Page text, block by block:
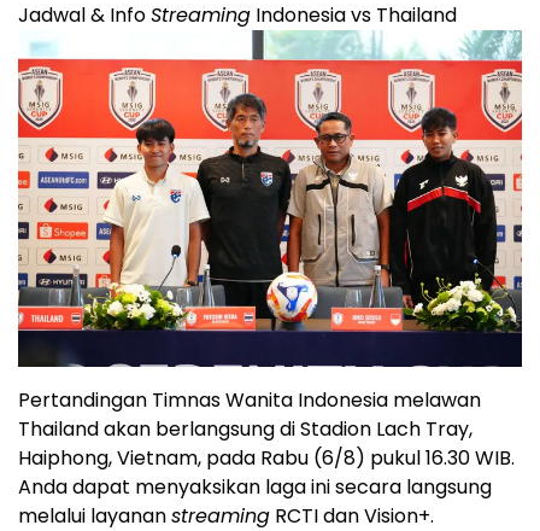
Jadwal & InfoStreaming Indonesia vs Thailand
Pertandingan Timnas Wanita Indonesia melawan
Thailand akan berlangsung di Stadion Lach Tray,
Haiphong, Vietnam, pada Rabu (6/8) pukul 16.30 WIB.
Anda dapat menyaksikan laga ini secara langsung
melalui layananstreaming RCTI dan Vision+.